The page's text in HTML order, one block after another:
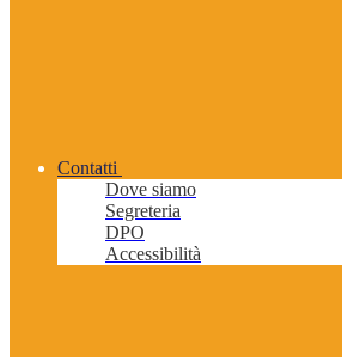
Contatti
Dove siamo
Segreteria
DPO
Accessibilità